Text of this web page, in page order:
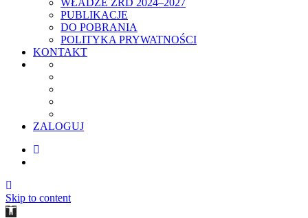
PUBLIKACJE
DO POBRANIA
POLITYKA PRYWATNOŚCI
KONTAKT
ZALOGUJ
Skip to content
Open